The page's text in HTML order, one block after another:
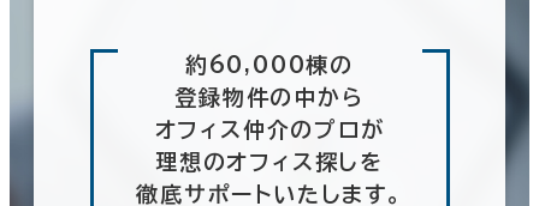
約60,000棟の
登録物件の中から
オフィス仲介のプロが
理想のオフィス探しを
徹底サポートいたします。